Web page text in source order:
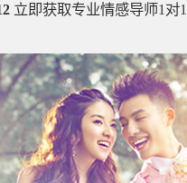
立即获取专业情感导师1对